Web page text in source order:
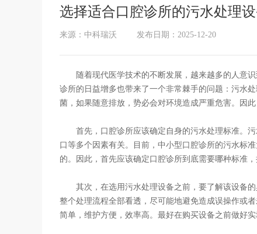
选择适合口腔诊所的污水处理
来源：中科瑞沃 发布日期：2025-12-20
随着现代医学技术的不断发展，越来越多的人意识
诊所的日益增多也带来了一个非常棘手的问题：污水
菌，如果随意排放，势必会对环境造成严重危害。因
首先，口腔诊所应该确定自身的污水处理标准。污
口等多个因素有关。目前，中小型口腔诊所的污水标
的。因此，首先应该确定口腔诊所到底需要哪种标准
其次，在选用污水处理设备之前，要了解该设备的
整个处理流程全部看透，尽可能地避免造成误操作或
简单，维护方便，效率高。最好在购买设备之前做好